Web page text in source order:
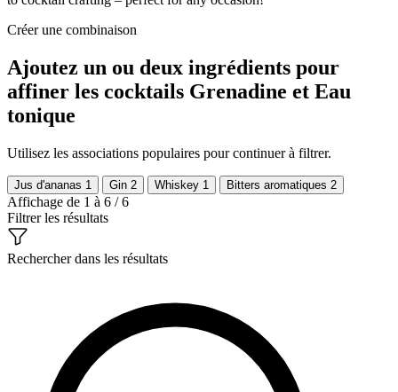
Créer une combinaison
Ajoutez un ou deux ingrédients pour
affiner les cocktails Grenadine et Eau
tonique
Utilisez les associations populaires pour continuer à filtrer.
Jus d'ananas 1 Gin 2 Whiskey 1 Bitters aromatiques 2
Affichage de 1 à 6 / 6
Filtrer les résultats
Rechercher dans les résultats